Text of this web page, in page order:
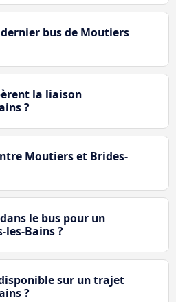
bus de Moutiers
la liaison
?
Moutiers et Brides-
le bus pour un
Bains ?
sur un trajet
?